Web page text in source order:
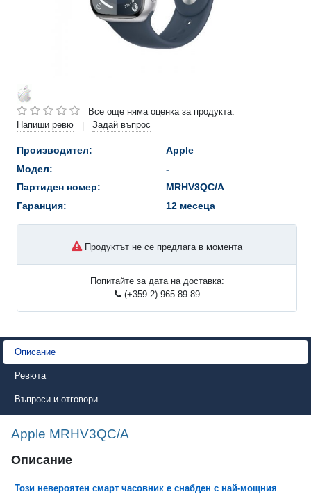
Все още няма оценка за продукта.
Напиши ревю
| Задай въпрос
Производител:
Apple
Модел:
-
Партиден номер:
MRHV3QC/A
Гаранция:
12 месеца
Продуктът не се предлага в момента
Попитайте за дата на доставка:
(+359 2) 965 89 89
Описание
Ревюта
Въпроси и отговори
Apple MRHV3QC/A
Описание
Този невероятен смарт часовник е снабден с най-мощния